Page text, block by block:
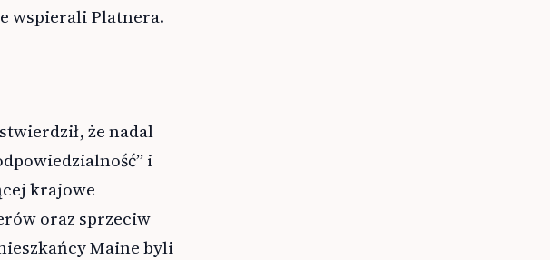
wspierali Platnera.
że nadal
i
krajowe
oraz sprzeciw
Maine byli